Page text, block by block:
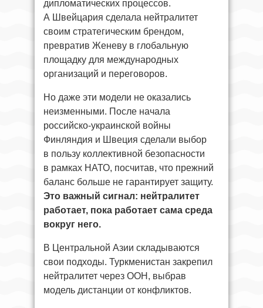
дипломатических процессов.
А Швейцария сделала нейтралитет
своим стратегическим брендом,
превратив Женеву в глобальную
площадку для международных
организаций и переговоров.
Но даже эти модели не оказались
неизменными. После начала
российско-украинской войны
Финляндия и Швеция сделали выбор
в пользу коллективной безопасности
в рамках НАТО, посчитав, что прежний
баланс больше не гарантирует защиту.
Это важный сигнал: нейтралитет
работает, пока работает сама среда
вокруг него.
В Центральной Азии складываются
свои подходы. Туркменистан закрепил
нейтралитет через ООН, выбрав
модель дистанции от конфликтов.